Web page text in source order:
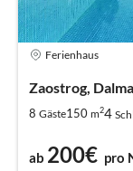
Ferienhaus
Zaostrog,
8 Gäste150 m24
ab 200€ pro